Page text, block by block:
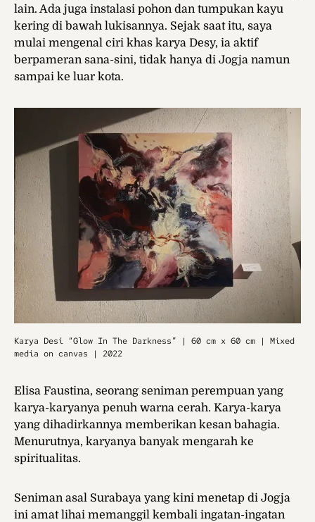
lain. Ada juga instalasi pohon dan tumpukan kayu
kering di bawah lukisannya. Sejak saat itu, saya
mulai mengenal ciri khas karya Desy, ia aktif
berpameran sana-sini, tidak hanya di Jogja namun
sampai ke luar kota.
Karya Desi “Glow In The Darkness” | 60 cm x 60 cm | Mixed
media on canvas | 2022
Elisa Faustina, seorang seniman perempuan yang
karya-karyanya penuh warna cerah. Karya-karya
yang dihadirkannya memberikan kesan bahagia.
Menurutnya, karyanya banyak mengarah ke
spiritualitas.
Seniman asal Surabaya yang kini menetap di Jogja
ini amat lihai memanggil kembali ingatan-ingatan